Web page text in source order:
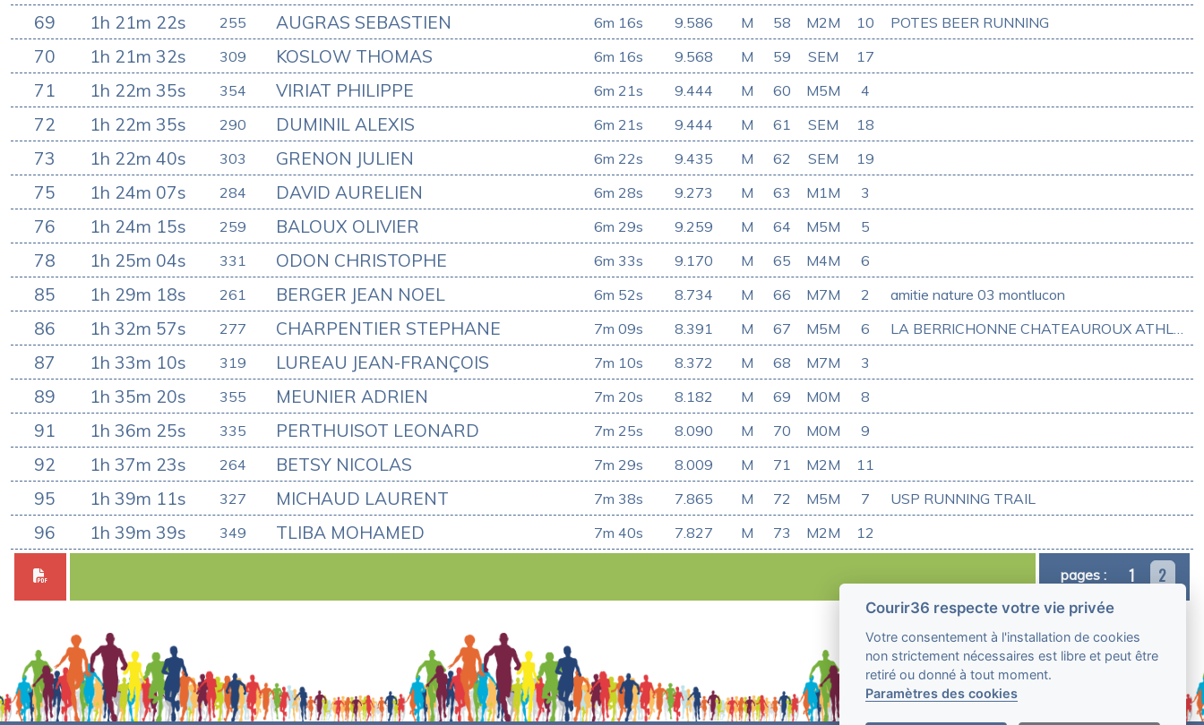
69 1h 21m 22s 255 AUGRAS SEBASTIEN 6m 16s 9.586 M 58 M2M 10 POTES BEER RUNNING
70 1h 21m 32s 309 KOSLOW THOMAS 6m 16s 9.568 M 59 SEM 17
71 1h 22m 35s 354 VIRIAT PHILIPPE 6m 21s 9.444 M 60 M5M 4
72 1h 22m 35s 290 DUMINIL ALEXIS 6m 21s 9.444 M 61 SEM 18
73 1h 22m 40s 303 GRENON JULIEN 6m 22s 9.435 M 62 SEM 19
75 1h 24m 07s 284 DAVID AURELIEN 6m 28s 9.273 M 63 M1M 3
76 1h 24m 15s 259 BALOUX OLIVIER 6m 29s 9.259 M 64 M5M 5
78 1h 25m 04s 331 ODON CHRISTOPHE 6m 33s 9.170 M 65 M4M 6
85 1h 29m 18s 261 BERGER JEAN NOEL 6m 52s 8.734 M 66 M7M 2 amitie nature 03 montlucon
86 1h 32m 57s 277 CHARPENTIER STEPHANE 7m 09s 8.391 M 67 M5M 6 LA BERRICHONNE CHATEAUROUX ATHLETIC CLUB
87 1h 33m 10s 319 LUREAU JEAN-FRANÇOIS 7m 10s 8.372 M 68 M7M 3
89 1h 35m 20s 355 MEUNIER ADRIEN 7m 20s 8.182 M 69 M0M 8
91 1h 36m 25s 335 PERTHUISOT LEONARD 7m 25s 8.090 M 70 M0M 9
92 1h 37m 23s 264 BETSY NICOLAS 7m 29s 8.009 M 71 M2M 11
95 1h 39m 11s 327 MICHAUD LAURENT 7m 38s 7.865 M 72 M5M 7 USP RUNNING TRAIL
96 1h 39m 39s 349 TLIBA MOHAMED 7m 40s 7.827 M 73 M2M 12
pages : 1 2
Courir36 respecte votre vie privée
Votre consentement à l'installation de cookies
non strictement nécessaires est libre et peut être
retiré ou donné à tout moment.
Paramètres des cookies